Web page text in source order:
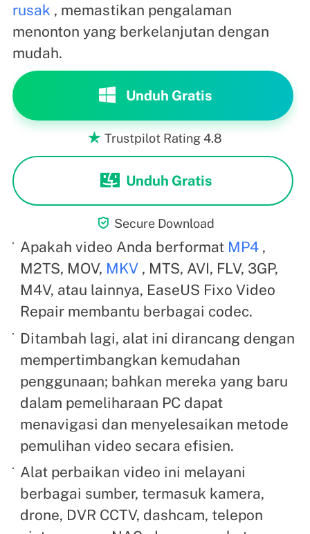
rusak , memastikan pengalaman
menonton yang berkelanjutan dengan
mudah.
Unduh Gratis
 Trustpilot Rating 4.8
Unduh Gratis
 Secure Download
Apakah video Anda berformat MP4 ,
M2TS, MOV, MKV , MTS, AVI, FLV, 3GP,
M4V, atau lainnya, EaseUS Fixo Video
Repair membantu berbagai codec.
Ditambah lagi, alat ini dirancang dengan
mempertimbangkan kemudahan
penggunaan; bahkan mereka yang baru
dalam pemeliharaan PC dapat
menavigasi dan menyelesaikan metode
pemulihan video secara efisien.
Alat perbaikan video ini melayani
berbagai sumber, termasuk kamera,
drone, DVR CCTV, dashcam, telepon